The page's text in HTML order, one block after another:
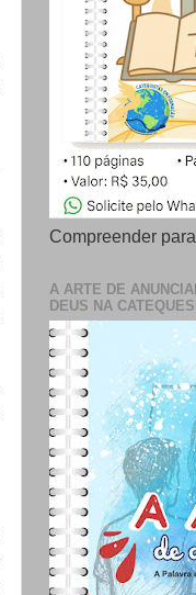
Compreender
A ARTE DE
DEUS NA